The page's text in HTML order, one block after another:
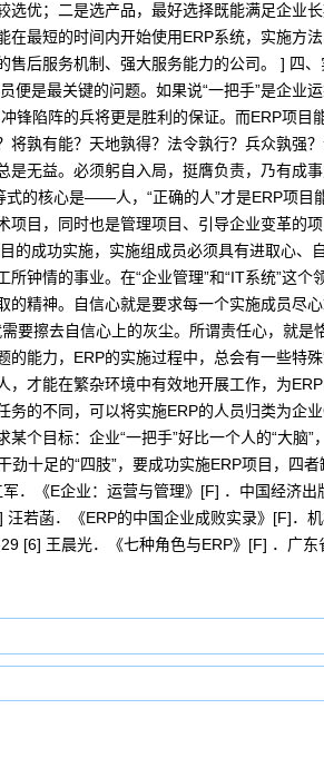
优；二是选产品，最好选择既能满足企业
最短的时间内开始使用ERP系统，实施方
后服务机制、强大服务能力的公司。 ] 四
是最关键的问题。如果说“一把手”是企业
锋陷阵的兵将更是胜利的保证。而ERP项目
孰有能？天地孰得？法令孰行？兵众孰强
无益。必须躬自入局，挺膺负责，乃有成
的核心是——人，“正确的人”才是ERP项目
目，同时也是管理项目、引导企业变革的
成功实施，实施组成员必须具有进取心、
钟情的事业。在“企业管理”和“IT系统”这个
精神。自信心就是要求每一个实施成员尽
要擦去自信心上的灰尘。所谓责任心，就是
能力，ERP的实施过程中，总会有一些特
才能在繁杂环境中有效地开展工作，为
的不同，可以将实施ERP的人员归类为企
个目标：企业“一把手”好比一个人的“大脑”
十足的“四肢”，要成功实施ERP项目，四
．《E企业：运营与管理》[F] ．中国经济出
若菡．《ERP的中国企业成败实录》[F]．
[6] 王晨光．《七种角色与ERP》[F] ．广